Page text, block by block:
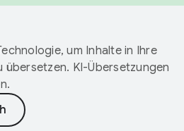
um Inhalte in Ihre
übersetzen. KI-Übersetzungen